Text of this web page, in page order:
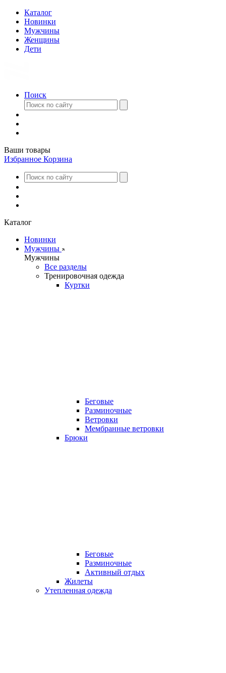
Каталог
Новинки
Мужчины
Женщины
Дети
Поиск
Ваши товары
Избранное Корзина
Каталог
Новинки
Мужчины
Мужчины
Все разделы
Тренировочная одежда
Куртки
Беговые
Разминочные
Ветровки
Мембранные ветровки
Брюки
Беговые
Разминочные
Активный отдых
Жилеты
Утепленная одежда